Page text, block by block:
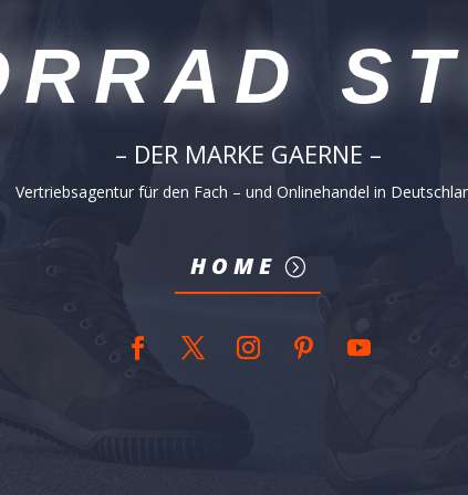
– DER MARKE GAERNE –
Vertriebsagentur für den Fach – und Onlinehandel in
HOME